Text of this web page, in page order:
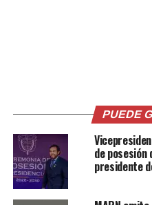
Comparte esto:
PUEDE
de posesión
presidente